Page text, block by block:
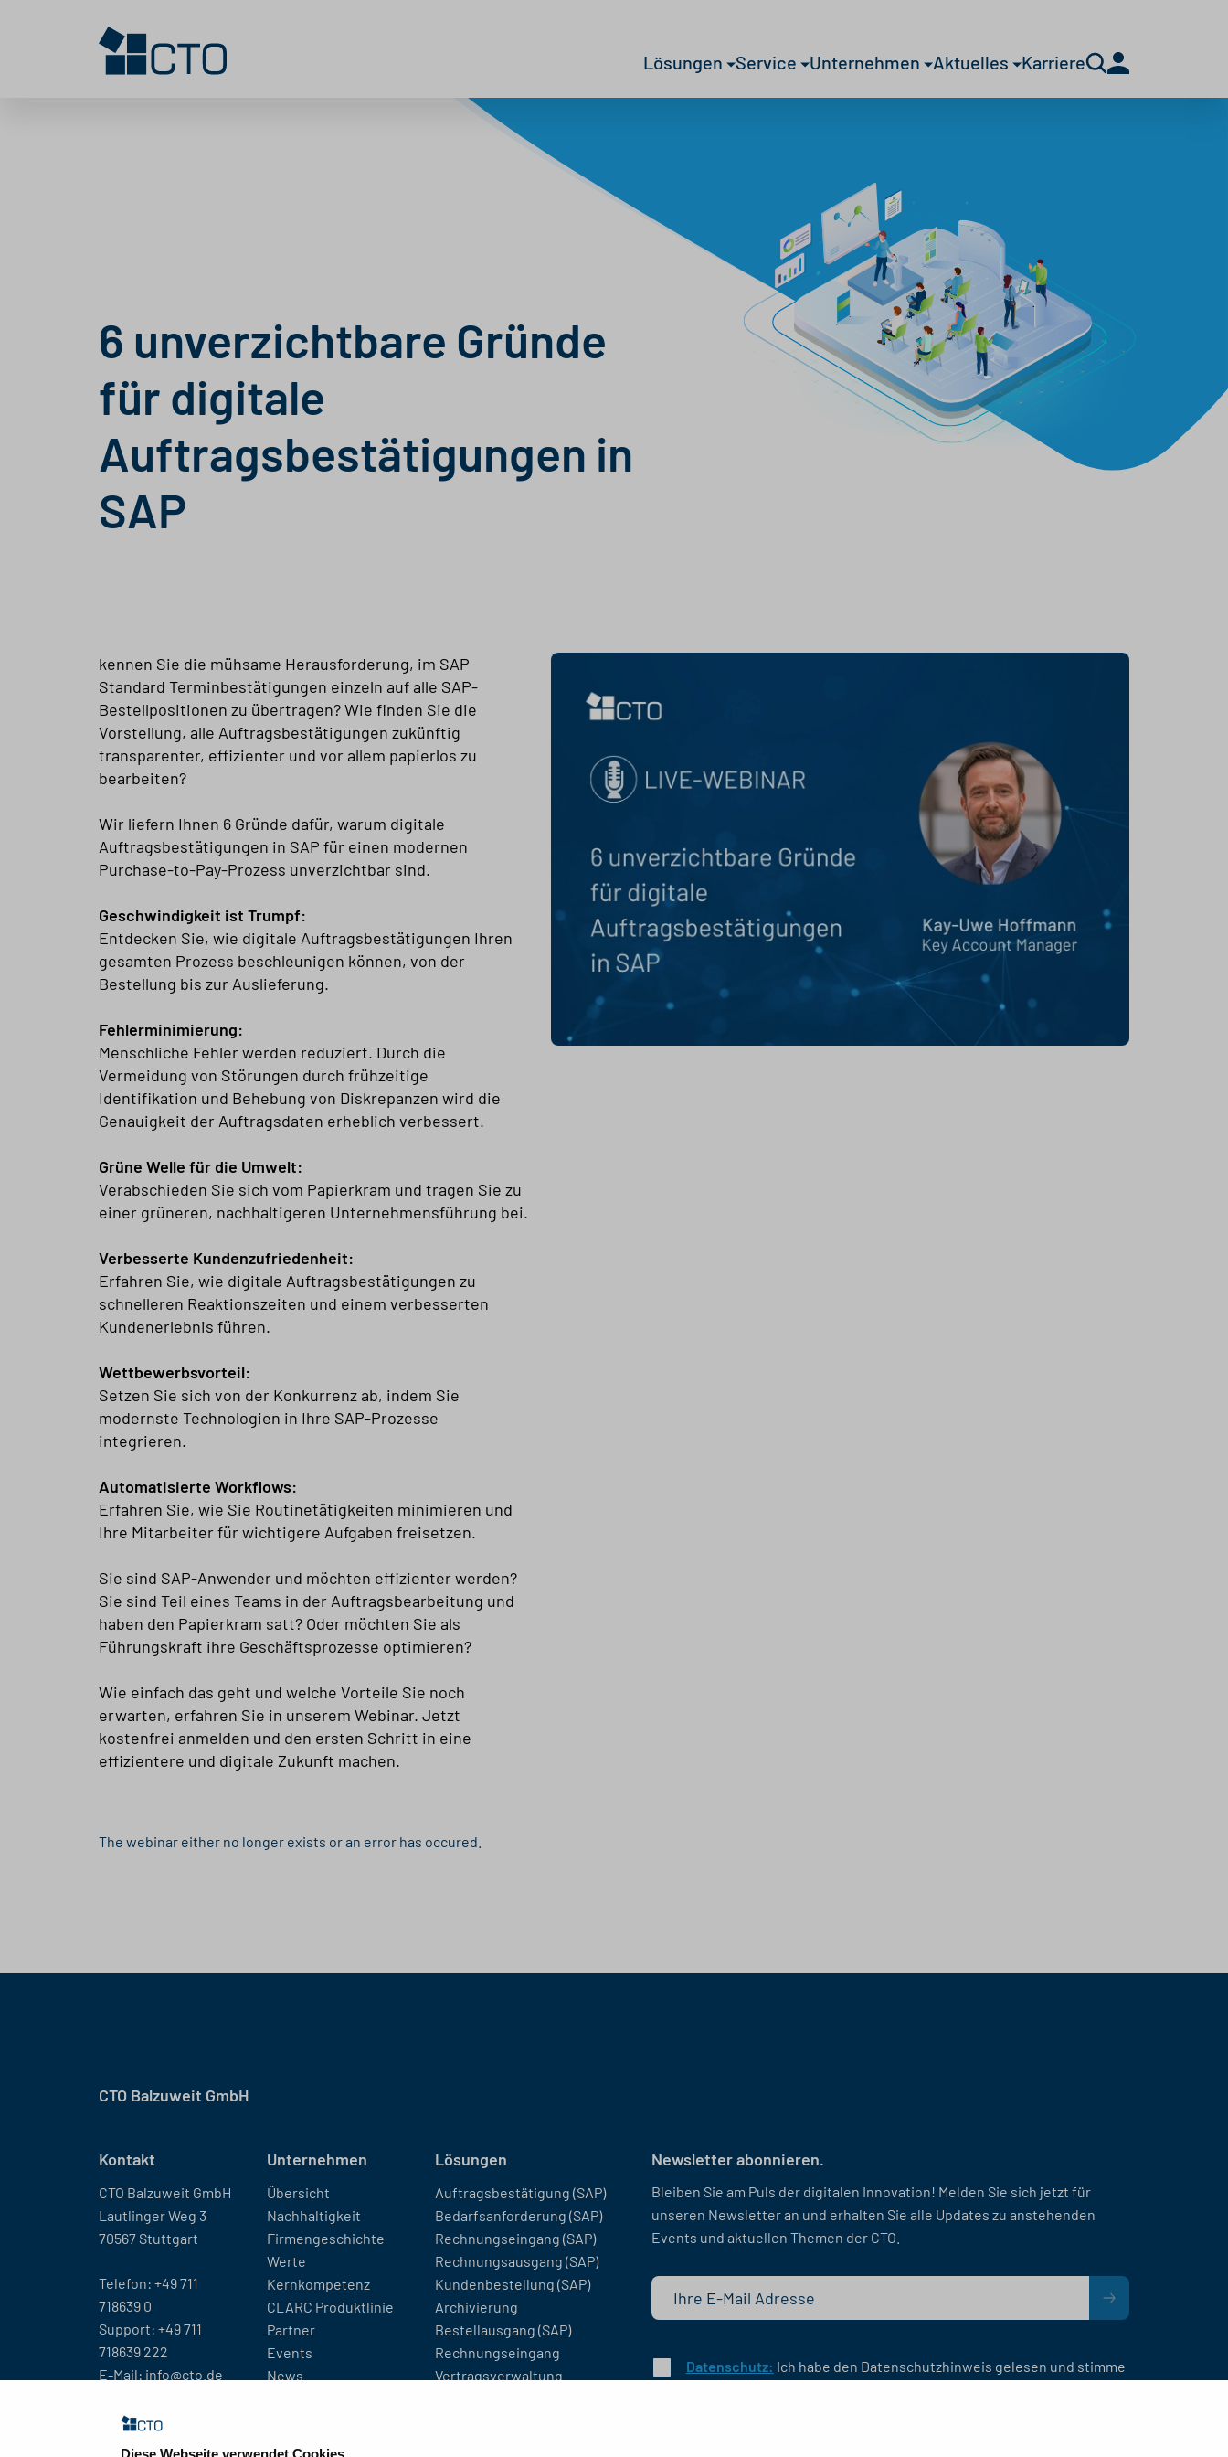
Diese Webseite verwendet Cookies
Lösungen Service Unternehmen Aktuelles Karriere
6 unverzichtbare Gründe
für digitale
Auftragsbestätigungen in
SAP
kennen Sie die mühsame Herausforderung, im SAP
Standard Terminbestätigungen einzeln auf alle SAP-
Bestellpositionen zu übertragen? Wie finden Sie die
Vorstellung, alle Auftragsbestätigungen zukünftig
transparenter, effizienter und vor allem papierlos zu
bearbeiten?
Wir liefern Ihnen 6 Gründe dafür, warum digitale
Auftragsbestätigungen in SAP für einen modernen
Purchase-to-Pay-Prozess unverzichtbar sind.
Geschwindigkeit ist Trumpf:
Entdecken Sie, wie digitale Auftragsbestätigungen Ihren
gesamten Prozess beschleunigen können, von der
Bestellung bis zur Auslieferung.
Fehlerminimierung:
Menschliche Fehler werden reduziert. Durch die
Vermeidung von Störungen durch frühzeitige
Identifikation und Behebung von Diskrepanzen wird die
Genauigkeit der Auftragsdaten erheblich verbessert.
Grüne Welle für die Umwelt:
Verabschieden Sie sich vom Papierkram und tragen Sie zu
einer grüneren, nachhaltigeren Unternehmensführung bei.
Verbesserte Kundenzufriedenheit:
Erfahren Sie, wie digitale Auftragsbestätigungen zu
schnelleren Reaktionszeiten und einem verbesserten
Kundenerlebnis führen.
Wettbewerbsvorteil:
Setzen Sie sich von der Konkurrenz ab, indem Sie
modernste Technologien in Ihre SAP-Prozesse
integrieren.
Automatisierte Workflows:
Erfahren Sie, wie Sie Routinetätigkeiten minimieren und
Ihre Mitarbeiter für wichtigere Aufgaben freisetzen.
Sie sind SAP-Anwender und möchten effizienter werden?
Sie sind Teil eines Teams in der Auftragsbearbeitung und
haben den Papierkram satt? Oder möchten Sie als
Führungskraft ihre Geschäftsprozesse optimieren?
Wie einfach das geht und welche Vorteile Sie noch
erwarten, erfahren Sie in unserem Webinar. Jetzt
kostenfrei anmelden und den ersten Schritt in eine
effizientere und digitale Zukunft machen.
The webinar either no longer exists or an error has occured.
CTO Balzuweit GmbH
Kontakt
CTO Balzuweit GmbH
Lautlinger Weg 3
70567 Stuttgart
Telefon: +49 711
718639 0
Support: +49 711
718639 222
E-Mail: info@cto.de
Unternehmen
Übersicht
Nachhaltigkeit
Firmengeschichte
Werte
Kernkompetenz
CLARC Produktlinie
Partner
Events
News
Lösungen
Auftragsbestätigung (SAP)
Bedarfsanforderung (SAP)
Rechnungseingang (SAP)
Rechnungsausgang (SAP)
Kundenbestellung (SAP)
Archivierung
Bestellausgang (SAP)
Rechnungseingang
Vertragsverwaltung
Newsletter abonnieren.
Bleiben Sie am Puls der digitalen Innovation! Melden Sie sich jetzt für
unseren Newsletter an und erhalten Sie alle Updates zu anstehenden
Events und aktuellen Themen der CTO.
Datenschutz: Ich habe den Datenschutzhinweis gelesen und stimme